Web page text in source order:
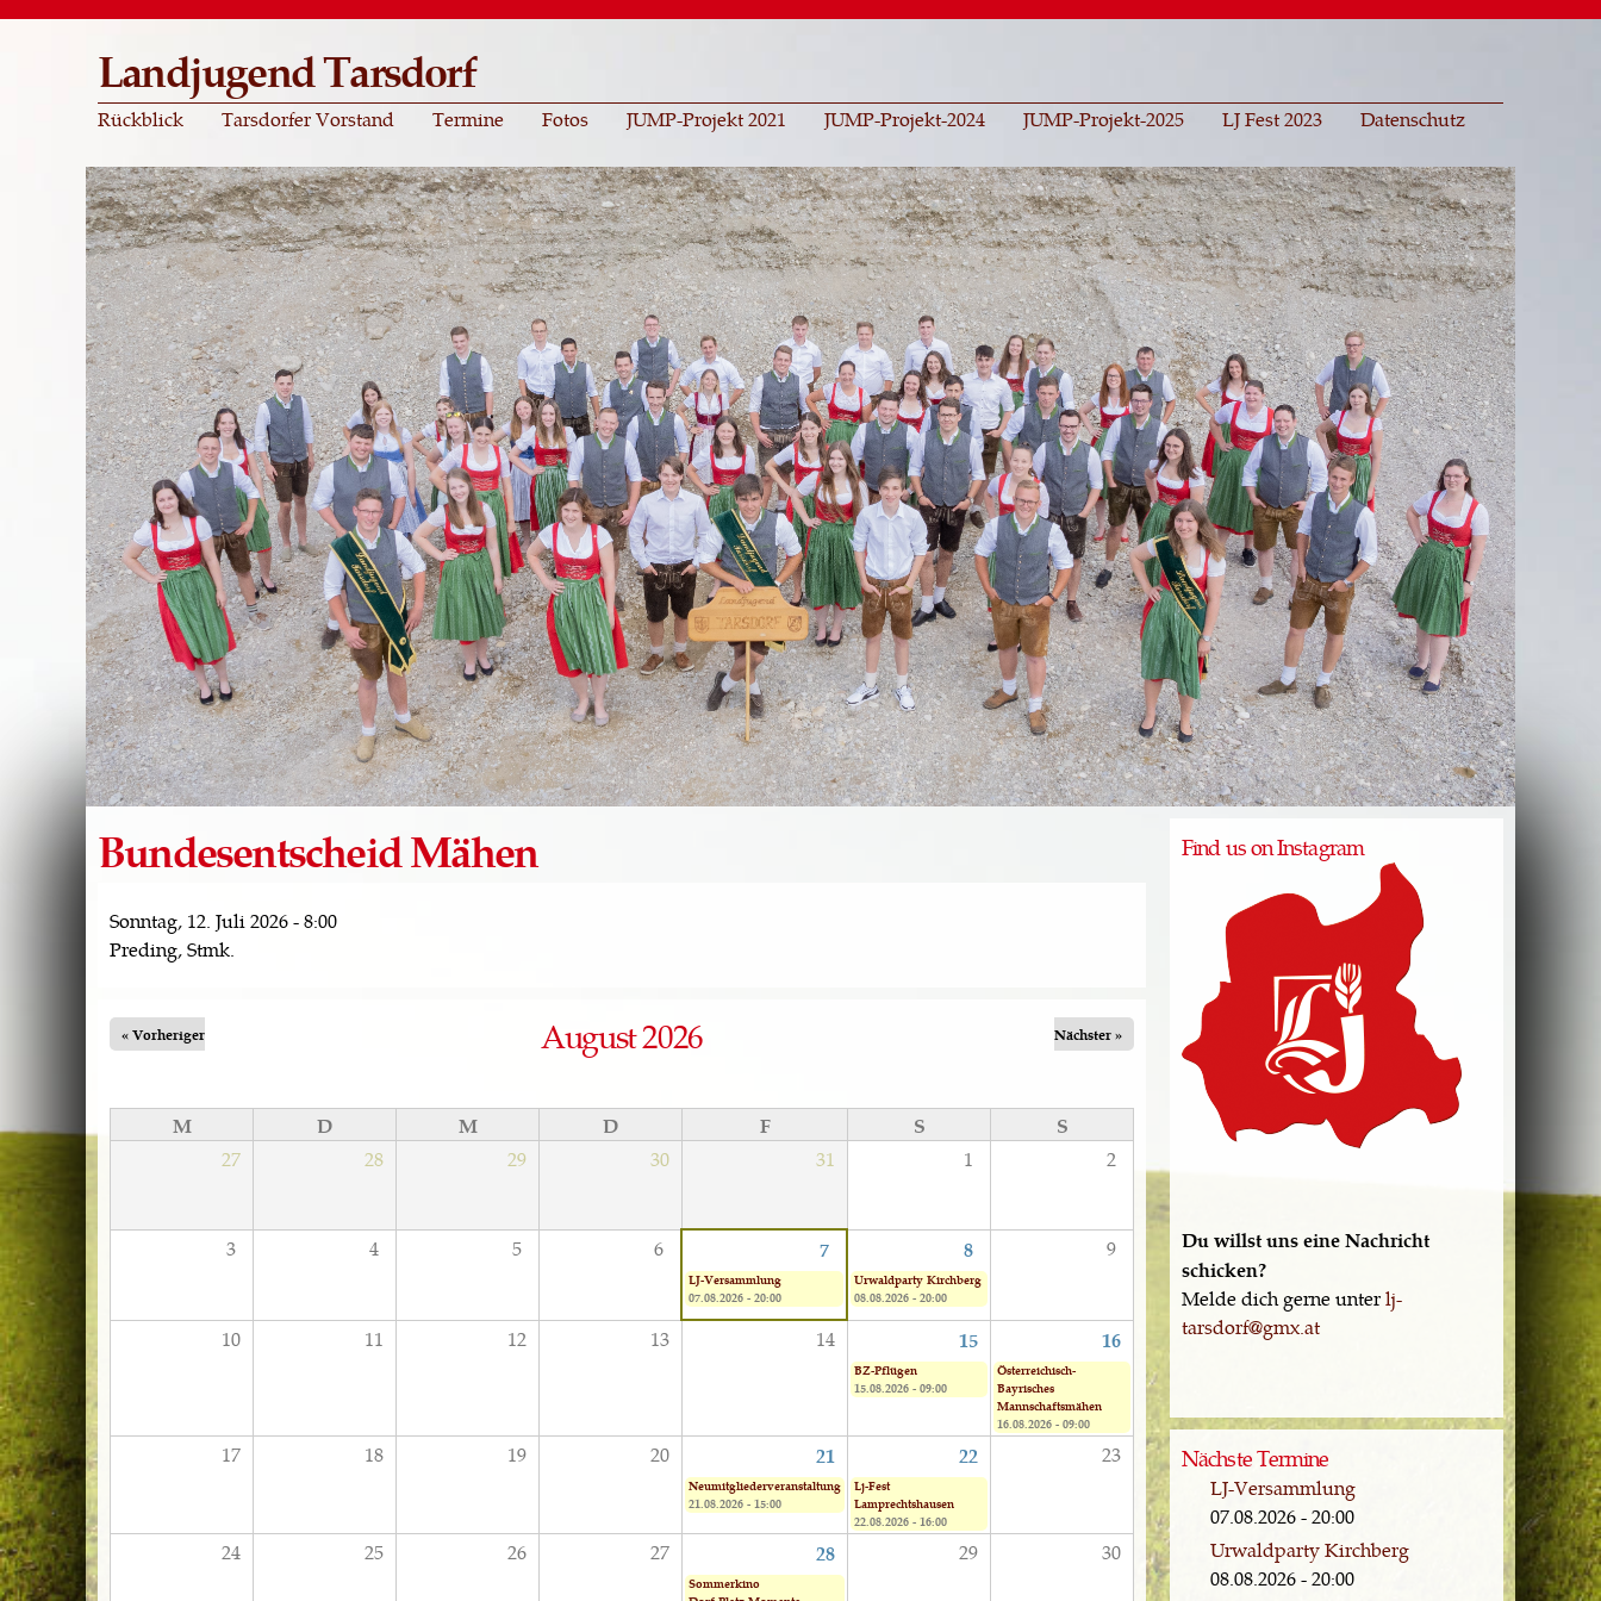
Direkt
Landjugend Tarsdorf
Rückblick Tarsdorfer Vorstand Termine Fotos JUMP-Projekt 2021 JUMP-Projekt-2024 JUMP-Projekt-2025 LJ Fest 2023 Datenschutz
Bundesentscheid Mähen
Sonntag, 12. Juli 2026 - 8:00
Preding, Stmk.
August 2026
« Vorheriger Nächster »
M D M D F S S
27 28 29 30 31 1 2
3 4 5 6 7 8 9
LJ-Versammlung
07.08.2026 - 20:00
Urwaldparty Kirchberg
08.08.2026 - 20:00
10 11 12 13 14 15 16
BZ-Pflügen
15.08.2026 - 09:00
Österreichisch-
Bayrisches
Mannschaftsmähen
16.08.2026 - 09:00
17 18 19 20 21 22 23
Neumitgliederveranstaltung
21.08.2026 - 15:00
Lj-Fest
Lamprechtshausen
22.08.2026 - 16:00
24 25 26 27 28 29 30
Sommerkino
Find us on Instagram
Du willst uns eine Nachricht
schicken?
Melde dich gerne unterlj-
tarsdorf@gmx.at
Nächste Termine
LJ-Versammlung
07.08.2026 - 20:00
Urwaldparty Kirchberg
08.08.2026 - 20:00